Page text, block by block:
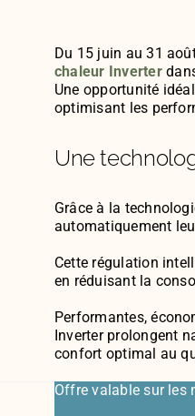
Du 15 juin au 31
chaleur Inverter
Une opportunité
optimisant les
Une
Grâce à la
automatiquement
Cette régulation
en réduisant la
Performantes,
Inverter prolongent
confort optimal au
Offre valable sur les